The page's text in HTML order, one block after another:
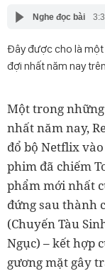
Nghe đọc bài
Đây được cho là
đợi nhất năm nay
Một trong
nhất năm nay,
đổ bộ Netflix
phim đã chiếm
phẩm mới nhất
đứng sau thành
(Chuyến Tàu
Ngục) – kết hợp
gương mặt gây